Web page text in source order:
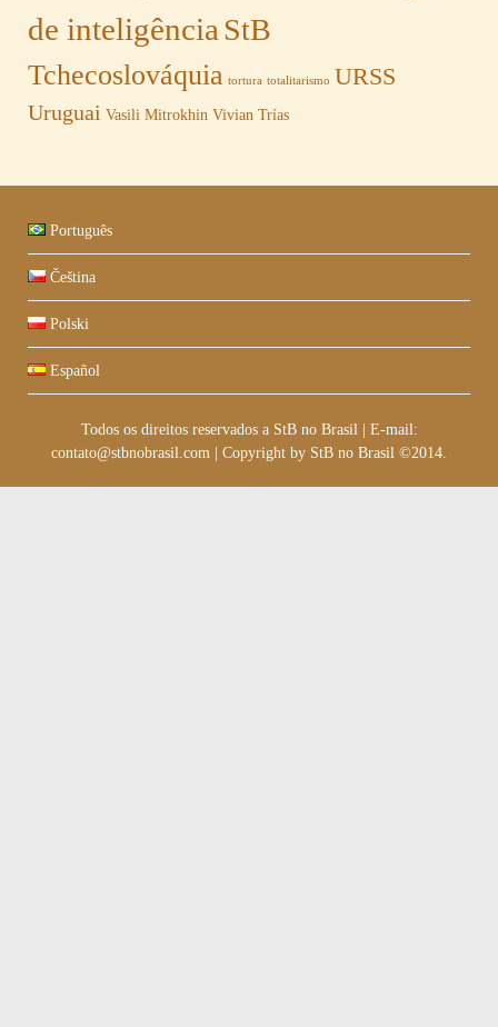
de inteligência StB
Tchecoslováquia tortura totalitarismo URSS
Uruguai Vasili Mitrokhin Vivian Trías
Português
Čeština
Polski
Español
Todos os direitos reservados a StB no Brasil | E-mail:
contato@stbnobrasil.com | Copyright by StB no Brasil ©2014